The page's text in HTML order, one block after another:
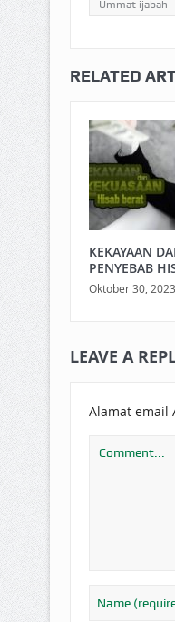
Ummat ijabah
RELATED
KEKAYAAN
PENYEBAB
Oktober 30, 2023
LEAVE A
Alamat email